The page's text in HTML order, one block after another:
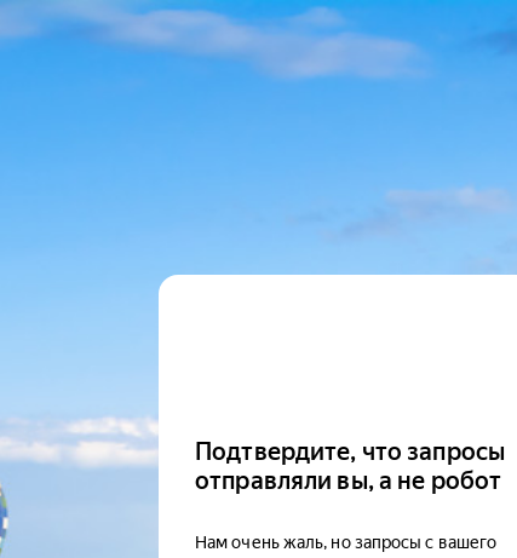
Подтвердите, что запросы
отправляли вы, а не робот
Нам очень жаль, но запросы с вашего